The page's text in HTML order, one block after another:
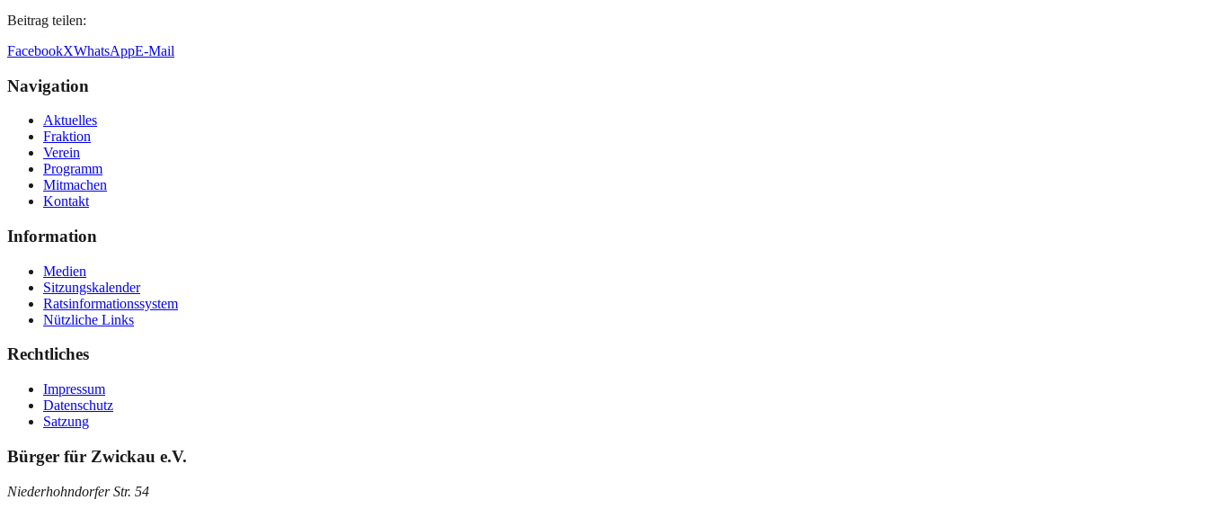
Beitrag teilen:
FacebookXWhatsAppE-Mail
Navigation
Aktuelles
Fraktion
Verein
Programm
Mitmachen
Kontakt
Information
Medien
Sitzungskalender
Ratsinformationssystem
Nützliche Links
Rechtliches
Impressum
Datenschutz
Satzung
Bürger für Zwickau e.V.
Niederhohndorfer Str. 54